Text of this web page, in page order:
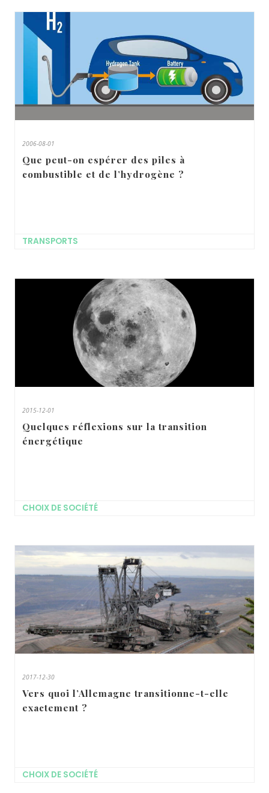
2006-08-01
Que peut-on espérer des piles à
combustible et de l’hydrogène ?
TRANSPORTS
2015-12-01
Quelques réflexions sur la transition
énergétique
CHOIX DE SOCIÉTÉ
2017-12-30
Vers quoi l’Allemagne transitionne-t-elle
exactement ?
CHOIX DE SOCIÉTÉ